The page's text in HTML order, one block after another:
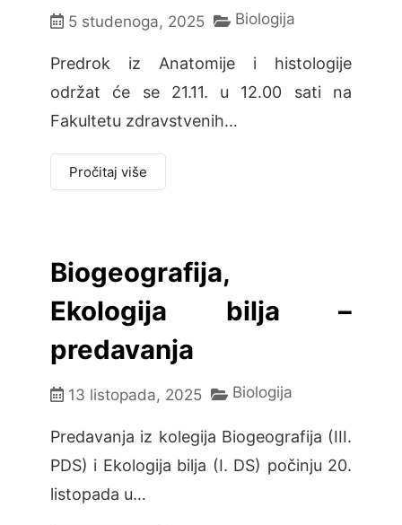
5 studenoga, 2025 Biologija
Predrok iz Anatomije i histologije
održat će se 21.11. u 12.00 sati na
Fakultetu zdravstvenih…
Pročitaj više
Biogeografija,
Ekologija bilja –
predavanja
13 listopada, 2025 Biologija
Predavanja iz kolegija Biogeografija (III.
PDS) i Ekologija bilja (I. DS) počinju 20.
listopada u…